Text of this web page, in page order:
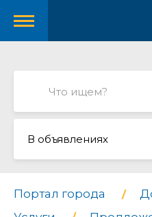
В объявлениях
Портал города